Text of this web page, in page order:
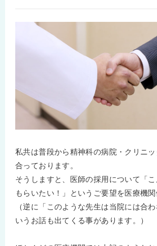
私共は普段から精神科の病院・クリニ
合っております。
そうしますと、医師の採用について「
もらいたい！」というご要望を医療機関
（逆に「このような先生は当院には合
いうお話も出てくる事があります。）